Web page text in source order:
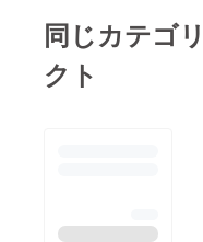
同じカテゴ
クト